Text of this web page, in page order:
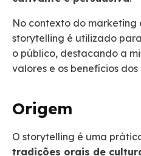
No contexto do marketing
storytelling é utilizado
o público, destacando a
valores e os benefícios
Origem
O storytelling é uma
tradições orais de